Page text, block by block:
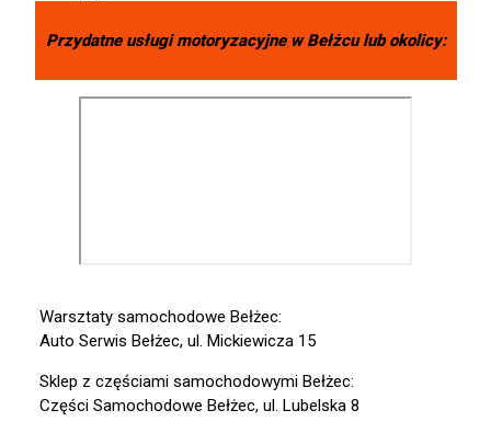
Przydatne usługi motoryzacyjne wBełżculub okolicy:
Warsztaty samochodowe Bełżec:
Auto Serwis Bełżec, ul. Mickiewicza 15
Sklep z częściami samochodowymi Bełżec:
Części Samochodowe Bełżec, ul. Lubelska 8